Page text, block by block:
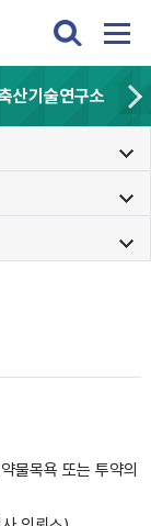
산기술연구소
물목욕 또는 투약의